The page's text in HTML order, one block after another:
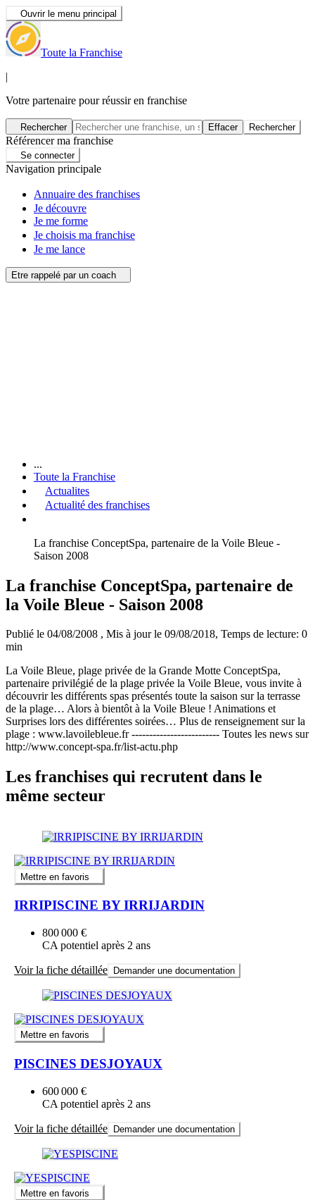
Ouvrir le menu principal
Toute la Franchise
|
Votre partenaire pour réussir en franchise
Rechercher Effacer Rechercher
Référencer ma franchise
Se connecter
Navigation principale
Annuaire des franchises
Je découvre
Je me forme
Je choisis ma franchise
Je me lance
Etre rappelé par un coach
...
Toute la Franchise
Actualites
Actualité des franchises
La franchise ConceptSpa, partenaire de la Voile Bleue -
Saison 2008
La franchise ConceptSpa, partenaire de
la Voile Bleue - Saison 2008
Publié le 04/08/2008 , Mis à jour le 09/08/2018, Temps de lecture: 0
min
La Voile Bleue, plage privée de la Grande Motte ConceptSpa,
partenaire privilégié de la plage privée la Voile Bleue, vous invite à
découvrir les différents spas présentés toute la saison sur la terrasse
de la plage… Alors à bientôt à la Voile Bleue ! Animations et
Surprises lors des différentes soirées… Plus de renseignement sur la
plage : www.lavoilebleue.fr ------------------------- Toutes les news sur
http://www.concept-spa.fr/list-actu.php
Les franchises qui recrutent dans le
même secteur
Mettre en favoris
IRRIPISCINE BY IRRIJARDIN
800 000 €
CA potentiel après 2 ans
Voir la fiche détaillée Demander une documentation
Mettre en favoris
PISCINES DESJOYAUX
600 000 €
CA potentiel après 2 ans
Voir la fiche détaillée Demander une documentation
Mettre en favoris